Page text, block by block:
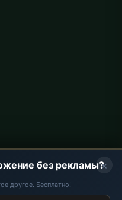
×
без рекламы?
другое. Бесплатно!